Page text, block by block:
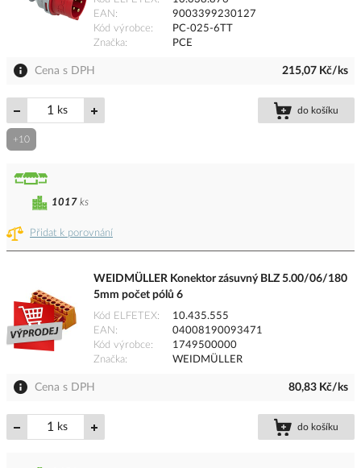
EAN
9003399230127
Kód výrobce
PC-025-6TT
Značka
PCE
Cena s DPH 215,07 Kč/ks
ks do košíku
+10
Přidat k porovnání
1017 ks
WEIDMÜLLER Konektor zásuvný BLZ 5.00/06/180
5mm počet pólů 6
Kód ELFETEX
10.435.555
EAN
04008190093471
Kód výrobce
1749500000
Značka
WEIDMÜLLER
Cena s DPH 80,83 Kč/ks
ks do košíku